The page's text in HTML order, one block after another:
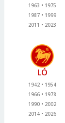
1963
1975
1987
1999
2011
2023
LÓ
1942
1954
1966
1978
1990
2002
2014
2026